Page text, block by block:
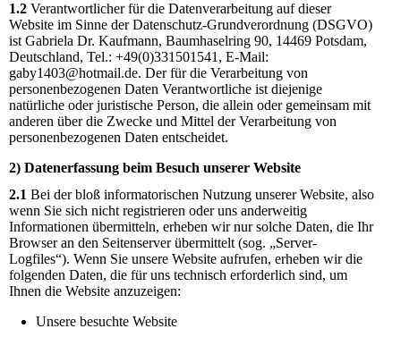
1.2 Verantwortlicher für die Datenverarbeitung auf dieser
Website im Sinne der Datenschutz-Grundverordnung (DSGVO)
ist Gabriela Dr. Kaufmann, Baumhaselring 90, 14469 Potsdam,
Deutschland, Tel.: +49(0)331501541, E-Mail:
gaby1403@hotmail.de. Der für die Verarbeitung von
personenbezogenen Daten Verantwortliche ist diejenige
natürliche oder juristische Person, die allein oder gemeinsam mit
anderen über die Zwecke und Mittel der Verarbeitung von
personenbezogenen Daten entscheidet.
2) Datenerfassung beim Besuch unserer Website
2.1 Bei der bloß informatorischen Nutzung unserer Website, also
wenn Sie sich nicht registrieren oder uns anderweitig
Informationen übermitteln, erheben wir nur solche Daten, die Ihr
Browser an den Seitenserver übermittelt (sog. „Server-
Logfiles“). Wenn Sie unsere Website aufrufen, erheben wir die
folgenden Daten, die für uns technisch erforderlich sind, um
Ihnen die Website anzuzeigen:
Unsere besuchte Website